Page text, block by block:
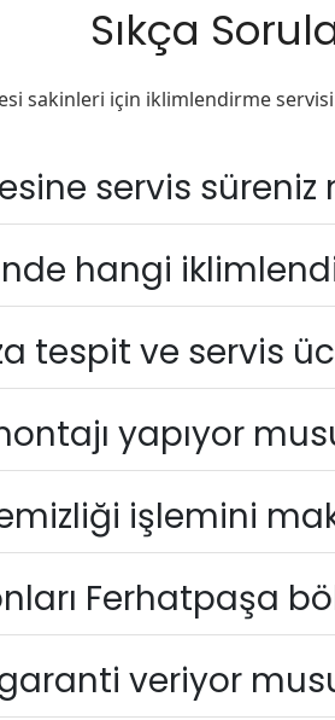
Sıkça
sakinleri için iklimlendirme
servis süreniz
hangi
tespit ve servis
yapıyor
işlemini
Ferhatpaşa
veriyor